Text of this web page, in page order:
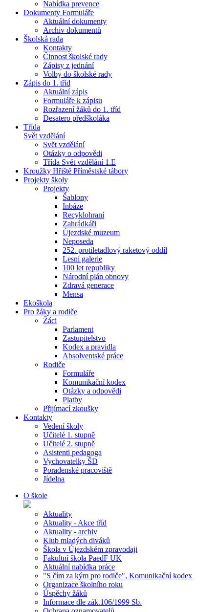
Nabídka prevence
Dokumenty Formuláře
Aktuální dokumenty
Archiv dokumentů
Školská rada
Kontakty
Činnost školské rady
Zápisy z jednání
Volby do školské rady
Zápis do 1. tříd
Aktuální zápis
Formuláře k zápisu
Rozřazení žáků do 1. tříd
Desatero předškoláka
Třída
Svět vzdělání
Svět vzdělání
Otázky o odpovědi
Třída Svět vzdělání 1.E
Kroužky Hřiště Příměstské tábory
Projekty školy
Projekty
Šablony
Inbáze
Recyklohraní
Zahrádkáři
Újezdské muzeum
Neposeda
252. protiletadlový raketový oddíl
Lesní galerie
100 let republiky
Národní plán obnovy
Zdravá generace
Mensa
Ekoškola
Pro žáky a rodiče
Žáci
Parlament
Zastupitelstvo
Kodex a pravidla
Absolventské práce
Rodiče
Formuláře
Komunikační kodex
Otázky a odpovědi
Platby
Přijímací zkoušky
Kontakty
Vedení školy
Učitelé 1. stupně
Učitelé 2. stupně
Asistenti pedagoga
Vychovatelky ŠD
Poradenské pracoviště
Jídelna
O škole
Aktuality
Aktuality - Akce tříd
Aktuality - archiv
Klub mladých diváků
Škola v Újezdském zpravodaji
Fakultní škola PaedF UK
Aktuální nabídka práce
"S čím za kým pro rodiče", Komunikační kodex
Organizace školního roku
Úspěchy žáků
Informace dle zák.106/1999 Sb.